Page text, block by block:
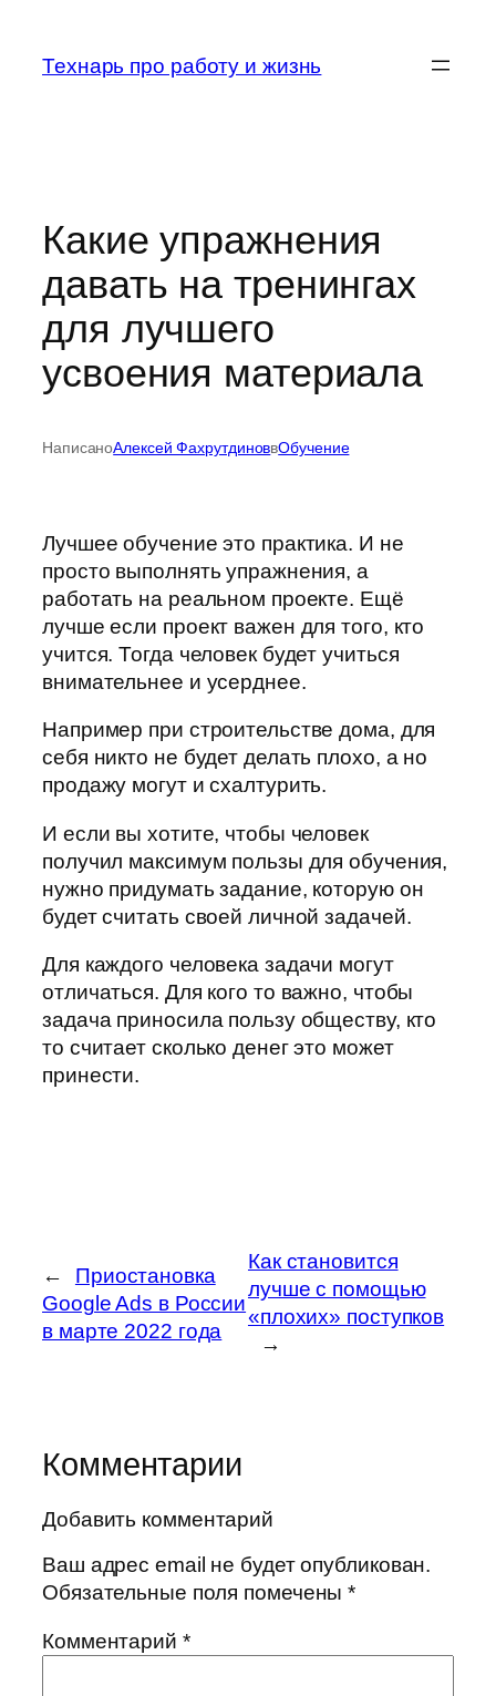
содержимому
Технарь про работу и жизнь
Какие упражнения
давать на тренингах
для лучшего
усвоения материала
НаписаноАлексей ФахрутдиноввОбучение
Лучшее обучение это практика. И не
просто выполнять упражнения, а
работать на реальном проекте. Ещё
лучше если проект важен для того, кто
учится. Тогда человек будет учиться
внимательнее и усерднее.
Например при строительстве дома, для
себя никто не будет делать плохо, а но
продажу могут и схалтурить.
И если вы хотите, чтобы человек
получил максимум пользы для обучения,
нужно придумать задание, которую он
будет считать своей личной задачей.
Для каждого человека задачи могут
отличаться. Для кого то важно, чтобы
задача приносила пользу обществу, кто
то считает сколько денег это может
принести.
←
Приостановка
Google Ads в России
в марте 2022 года
Как становится
лучше с помощью
«плохих» поступков
→
Комментарии
Добавить комментарий
Ваш адрес email не будет опубликован.
Обязательные поля помечены*
Комментарий *